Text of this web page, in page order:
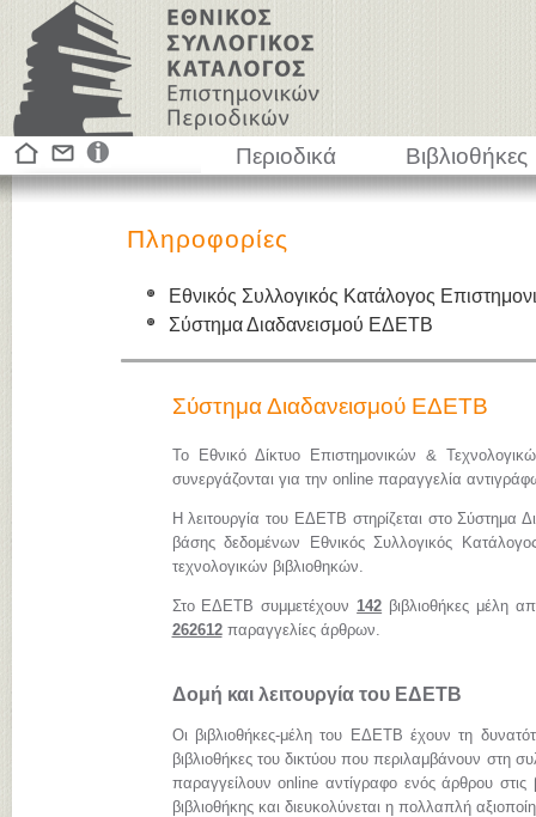
Περιοδικά Βιβλιοθήκες
Πληροφορίες
Εθνικός Συλλογικός Κατάλογος
Σύστημα Διαδανεισμού ΕΔΕΤΒ
Σύστημα Διαδανεισμού ΕΔΕΤΒ
Το Εθνικό Δίκτυο Επιστημονικών &
συνεργάζονται για την online παραγγελία
Η λειτουργία του ΕΔΕΤΒ στηρίζεται στο Σύστημα
βάσης δεδομένων Εθνικός Συλλογικός
τεχνολογικών βιβλιοθηκών.
Στο ΕΔΕΤΒ συμμετέχουν142 βιβλιοθήκες μέλη
262612παραγγελίες άρθρων.
Δομή και λειτουργία του ΕΔΕΤΒ
Οι βιβλιοθήκες-μέλη του ΕΔΕΤΒ έχουν τη
βιβλιοθήκες του δικτύου που περιλαμβάνουν στη
παραγγείλουν online αντίγραφο ενός άρθρου στις
βιβλιοθήκης και διευκολύνεται η πολλαπλή